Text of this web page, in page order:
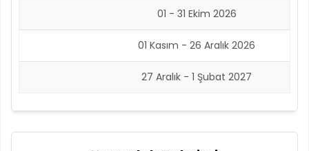
01 - 31 Ekim 2026
01 Kasım - 26 Aralık 2026
27 Aralık - 1 Şubat 2027